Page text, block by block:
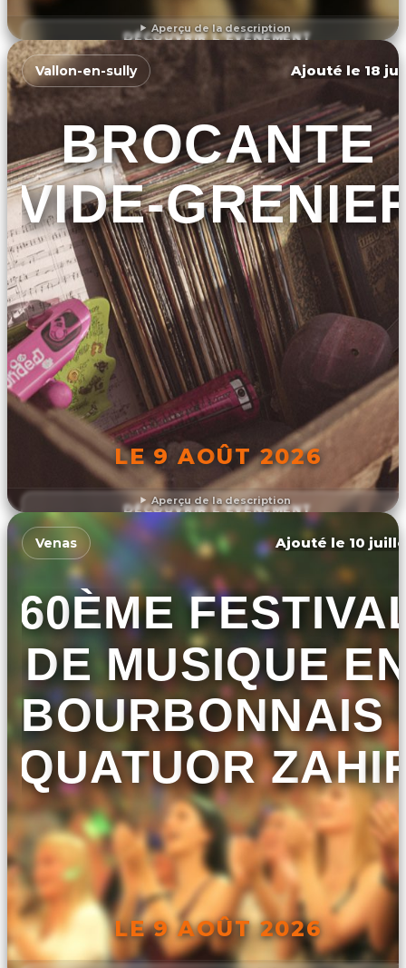
Aperçu de la description
DÉCOUVRIR L'ÉVÉNEMENT
Aperçu de la description
Vallon-en-sully Ajouté le 18
BROCANTE
VIDE-
LE 9 AOÛT 2026
DÉCOUVRIR L'ÉVÉNEMENT
Venas Ajouté le 10
60ÈME
DE MUSIQUE
BOURBONNAIS
QUATUOR
LE 9 AOÛT 2026